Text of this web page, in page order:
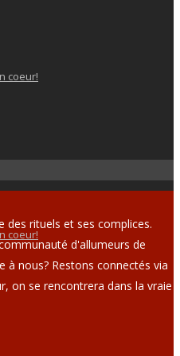
coeur!
coeur!
des rituels et ses complices.
d'allumeurs de
à nous? Restons connectés via
on se rencontrera dans la vraie